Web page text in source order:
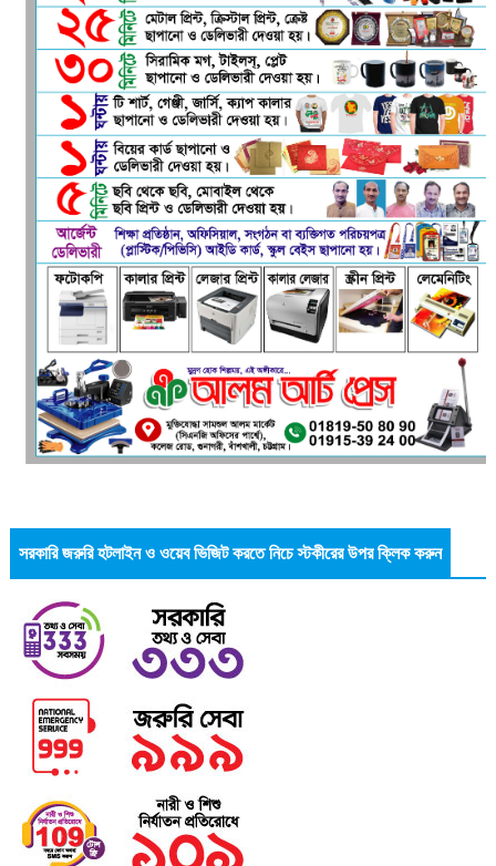
সরকারি জরুরি হটলাইন ও ওয়েব ভিজিট করতে নিচে স্টকীরের উপর ক্লিক করুন